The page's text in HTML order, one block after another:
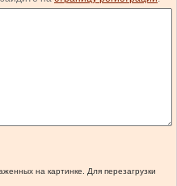
на картинке. Для перезагрузки